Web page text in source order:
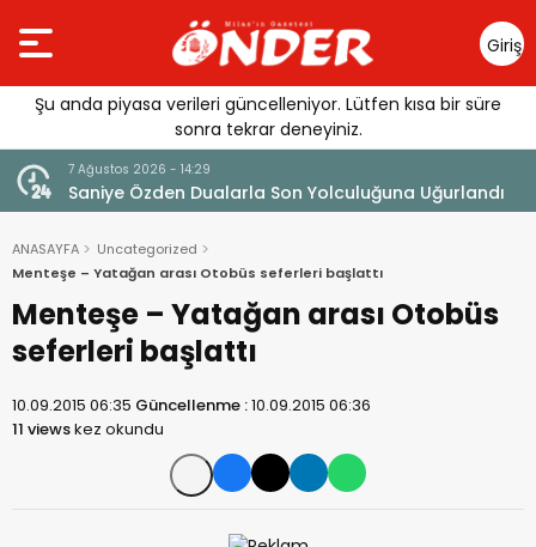
Giriş
Yap
Şu anda piyasa verileri güncelleniyor. Lütfen kısa bir süre
sonra tekrar deneyiniz.
7 Ağustos 2026 - 14:29
Saniye Özden Dualarla Son Yolculuğuna Uğurlandı
ANASAYFA
Uncategorized
Menteşe – Yatağan arası Otobüs seferleri başlattı
Menteşe – Yatağan arası Otobüs
seferleri başlattı
10.09.2015 06:35 Güncellenme :10.09.2015 06:36
11 viewskez okundu